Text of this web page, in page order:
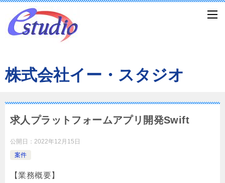
株式会社イー・スタジオ
求人プラットフォームアプリ開発Swift
公開日： 2022年12月15日
案件
【業務概要】